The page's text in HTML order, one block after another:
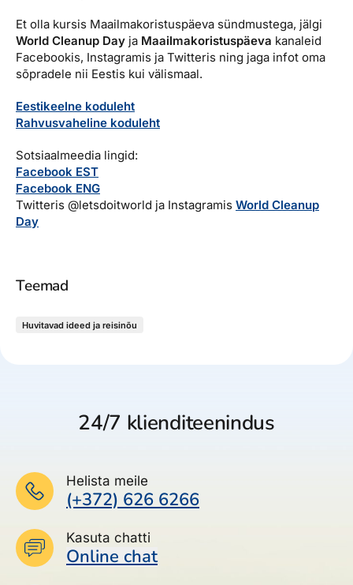
Et olla kursis Maailmakoristuspäeva sündmustega, jälgi
World Cleanup Day ja Maailmakoristuspäeva kanaleid
Facebookis, Instagramis ja Twitteris ning jaga infot oma
sõpradele nii Eestis kui välismaal.
Eestikeelne koduleht
Rahvusvaheline koduleht
Sotsiaalmeedia lingid:
Facebook EST
Facebook ENG
Twitteris @letsdoitworld ja Instagramis World Cleanup
Day
Teemad
Huvitavad ideed ja reisinõu
24/7 klienditeenindus
Helista meile
(+372) 626 6266
Kasuta chatti
Online chat